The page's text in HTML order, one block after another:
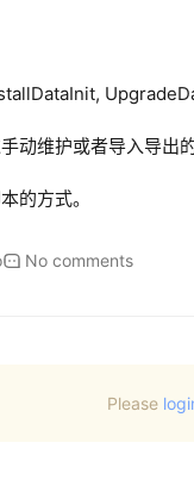
动维护或者导入导出的
的方式。
No comments
Please